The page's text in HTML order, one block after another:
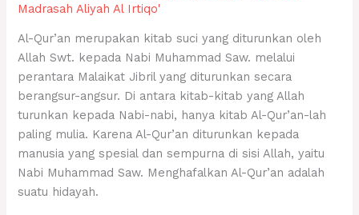
Madrasah Aliyah Al Irtiqo'
Al-Qur’an merupakan kitab suci yang diturunkan oleh
Allah Swt. kepada Nabi Muhammad Saw. melalui
perantara Malaikat Jibril yang diturunkan secara
berangsur-angsur. Di antara kitab-kitab yang Allah
turunkan kepada Nabi-nabi, hanya kitab Al-Qur’an-lah
paling mulia. Karena Al-Qur’an diturunkan kepada
manusia yang spesial dan sempurna di sisi Allah, yaitu
Nabi Muhammad Saw. Menghafalkan Al-Qur’an adalah
suatu hidayah.